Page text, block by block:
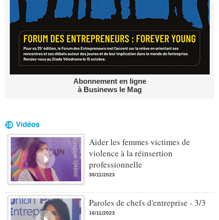
Abonnement en ligne
à Businews le Mag
Aider les femmes victimes de
violence à la réinsertion
professionnelle
30/11/2023
Paroles de chefs d'entreprise - 3/3
16/11/2023